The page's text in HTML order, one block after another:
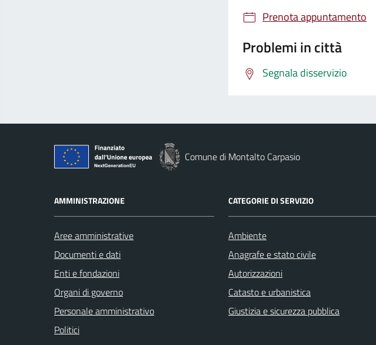
Prenota appuntamento
Problemi in città
Segnala disservizio
Comune di Montalto Carpasio
AMMINISTRAZIONE
Aree amministrative
Documenti e dati
Enti e fondazioni
Organi di governo
Personale amministrativo
Politici
CATEGORIE DI SERVIZIO
Ambiente
Anagrafe e stato civile
Autorizzazioni
Catasto e urbanistica
Giustizia e sicurezza pubblica